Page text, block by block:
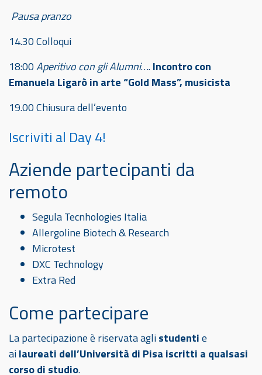
Pausa pranzo
14.30 Colloqui
18:00Aperitivo con gli Alumni….Incontro con
Emanuela Ligarò in arte “Gold Mass”, musicista
19.00 Chiusura dell’evento
Iscriviti al Day 4!
Aziende partecipanti da
remoto
Segula Tecnhologies Italia
Allergoline Biotech & Research
Microtest
DXC Technology
Extra Red
Come partecipare
La partecipazione è riservata aglistudentie
ailaureati dell’Università di Pisa iscritti a qualsasi
corso di studio.